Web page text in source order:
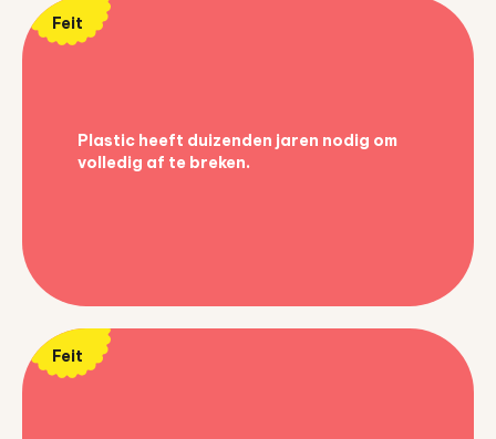
Feit
Plastic heeft duizenden jaren nodig om
volledig af te breken.
Feit